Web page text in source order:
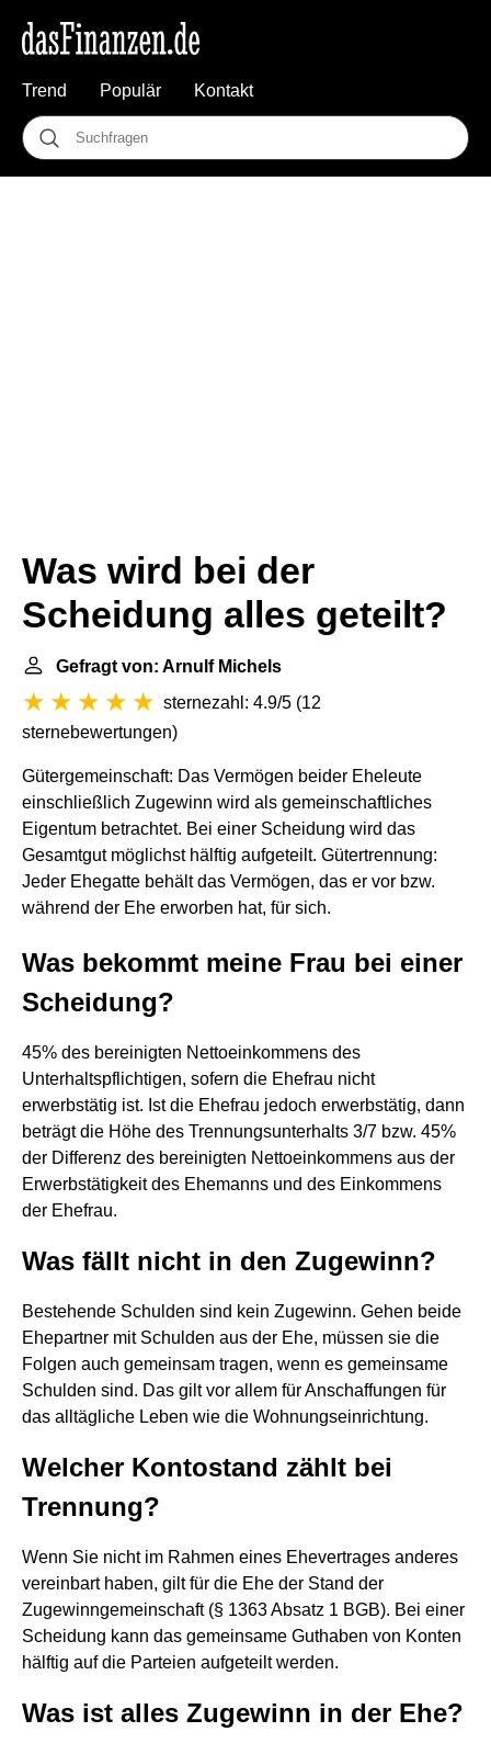
Trend Populär Kontakt
Was wird bei der
Scheidung alles geteilt?
Gefragt von: Arnulf Michels
sternezahl: 4.9/5 (12
sternebewertungen)
Gütergemeinschaft: Das Vermögen beider Eheleute
einschließlich Zugewinn wird als gemeinschaftliches
Eigentum betrachtet. Bei einer Scheidung wird das
Gesamtgut möglichst hälftig aufgeteilt. Gütertrennung:
Jeder Ehegatte behält das Vermögen, das er vor bzw.
während der Ehe erworben hat, für sich.
Was bekommt meine Frau bei einer
Scheidung?
45% des bereinigten Nettoeinkommens des
Unterhaltspflichtigen, sofern die Ehefrau nicht
erwerbstätig ist. Ist die Ehefrau jedoch erwerbstätig, dann
beträgt die Höhe des Trennungsunterhalts 3/7 bzw. 45%
der Differenz des bereinigten Nettoeinkommens aus der
Erwerbstätigkeit des Ehemanns und des Einkommens
der Ehefrau.
Was fällt nicht in den Zugewinn?
Bestehende Schulden sind kein Zugewinn. Gehen beide
Ehepartner mit Schulden aus der Ehe, müssen sie die
Folgen auch gemeinsam tragen, wenn es gemeinsame
Schulden sind. Das gilt vor allem für Anschaffungen für
das alltägliche Leben wie die Wohnungseinrichtung.
Welcher Kontostand zählt bei
Trennung?
Wenn Sie nicht im Rahmen eines Ehevertrages anderes
vereinbart haben, gilt für die Ehe der Stand der
Zugewinngemeinschaft (§ 1363 Absatz 1 BGB). Bei einer
Scheidung kann das gemeinsame Guthaben von Konten
hälftig auf die Parteien aufgeteilt werden.
Was ist alles Zugewinn in der Ehe?